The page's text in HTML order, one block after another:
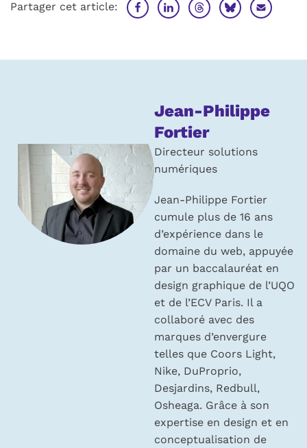
Partager cet article:
À
propos
de
l’auteur :
Jean-Philippe
Fortier
Directeur solutions
numériques
Jean-Philippe Fortier
cumule plus de 16 ans
d’expérience dans le
domaine du web, appuyée
par un baccalauréat en
design graphique de l’UQO
et de l’ECV Paris. Il a
collaboré avec des
marques d’envergure
telles que Coors Light,
Nike, DuProprio,
Desjardins, Redbull,
Osheaga. Grâce à son
expertise en design et en
conceptualisation de